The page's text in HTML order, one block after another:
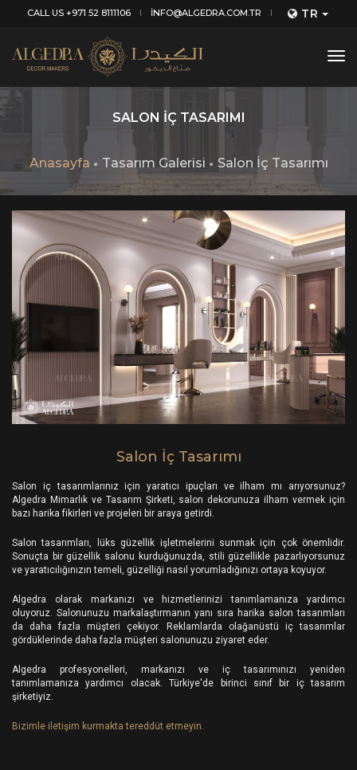
CALL US +971 52 8111106 INFO@ALGEDRA.COM.TR TR
SALON İÇ TASARIMI
Anasayfa Tasarım Galerisi Salon İç Tasarımı
Salon İç Tasarımı
Salon iç tasarımlarınız için yaratıcı ipuçları ve ilham mı arıyorsunuz?
Algedra Mimarlık ve Tasarım Şirketi, salon dekorunuza ilham vermek için
bazı harika fikirleri ve projeleri bir araya getirdi.
Salon tasarımları, lüks güzellik işletmelerini sunmak için çok önemlidir.
Sonuçta bir güzellik salonu kurduğunuzda, stili güzellikle pazarlıyorsunuz
ve yaratıcılığınızın temeli, güzelliği nasıl yorumladığınızı ortaya koyuyor.
Algedra olarak markanızı ve hizmetlerinizi tanımlamanıza yardımcı
oluyoruz. Salonunuzu markalaştırmanın yanı sıra harika salon tasarımları
da daha fazla müşteri çekiyor. Reklamlarda olağanüstü iç tasarımlar
gördüklerinde daha fazla müşteri salonunuzu ziyaret eder.
Algedra profesyonelleri, markanızı ve iç tasarımınızı yeniden
tanımlamanıza yardımcı olacak. Türkiye'de birinci sınıf bir iç tasarım
şirketiyiz.
Bizimle iletişim kurmakta tereddüt etmeyin.